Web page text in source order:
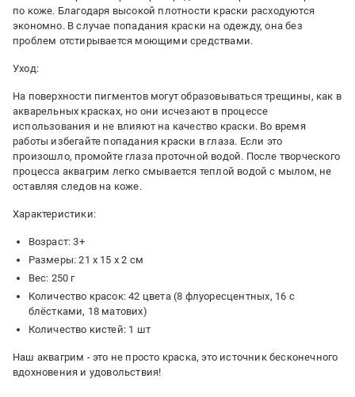
по коже. Благодаря высокой плотности краски расходуются
экономно. В случае попадания краски на одежду, она без
проблем отстирывается моющими средствами.
Уход:
На поверхности пигментов могут образовываться трещины, как в
акварельных красках, но они исчезают в процессе
использования и не влияют на качество краски. Во время
работы избегайте попадания краски в глаза. Если это
произошло, промойте глаза проточной водой. После творческого
процесса аквагрим легко смывается теплой водой с мылом, не
оставляя следов на коже.
Характеристики:
Возраст: 3+
Размеры: 21 х 15 х 2 см
Вес: 250 г
Количество красок: 42 цвета (8 флуоресцентных, 16 с
блёстками, 18 матових)
Количество кистей: 1 шт
Наш аквагрим - это не просто краска, это источник бесконечного
вдохновения и удовольствия!